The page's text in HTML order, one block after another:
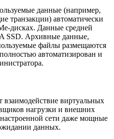
данные (например,
транзакции) автоматически
дисках. Данные средней
SSD. Архивные данные,
файлы размещаются
автоматизирован и
взаимодействие виртуальных
нагрузки и внешних
настроенной сети даже мощные
данных.